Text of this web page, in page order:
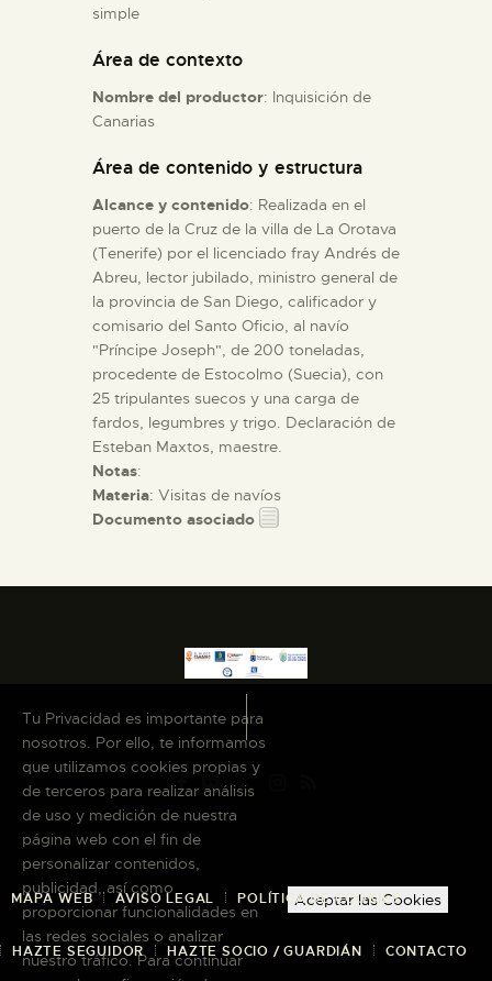
ESPAÑOL
simple
Área de contexto
Nombre del productor: Inquisición de
Canarias
Área de contenido y estructura
Alcance y contenido: Realizada en el
puerto de la Cruz de la villa de La Orotava
(Tenerife) por el licenciado fray Andrés de
Abreu, lector jubilado, ministro general de
la provincia de San Diego, calificador y
comisario del Santo Oficio, al navío
"Príncipe Joseph", de 200 toneladas,
procedente de Estocolmo (Suecia), con
25 tripulantes suecos y una carga de
fardos, legumbres y trigo. Declaración de
Esteban Maxtos, maestre.
Notas:
Materia: Visitas de navíos
Documento asociado
MAPA WEB AVISO LEGAL POLÍTICA DE COOKIES
HAZTE SEGUIDOR HAZTE SOCIO / GUARDIÁN CONTACTO
Tu Privacidad es importante para
nosotros. Por ello, te informamos
que utilizamos cookies propias y
de terceros para realizar análisis
de uso y medición de nuestra
página web con el fin de
personalizar contenidos,
publicidad, así como
proporcionar funcionalidades en
las redes sociales o analizar
nuestro tráfico. Para continuar
Aceptar las Cookies